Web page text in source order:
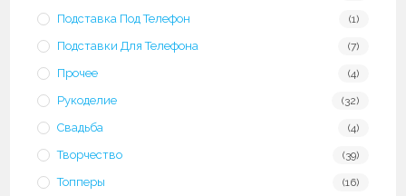
Подставка Под Телефон (1)
Подставки Для Телефона (7)
Прочее (4)
Рукоделие (32)
Свадьба (4)
Творчество (39)
Топперы (16)